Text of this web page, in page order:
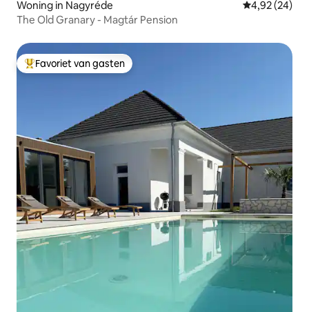
Woning in Nagyréde Gemiddelde
4,92 (24)
The Old Granary - Magtár Pension
Topfavoriet van gasten
Favoriet van gasten